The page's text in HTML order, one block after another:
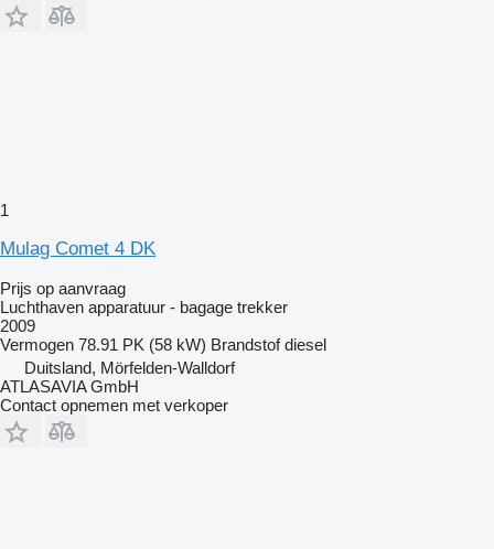
1
Mulag Comet 4 DK
Prijs op aanvraag
Luchthaven apparatuur - bagage trekker
2009
Vermogen 78.91 PK (58 kW) Brandstof diesel
Duitsland, Mörfelden-Walldorf
ATLASAVIA GmbH
Contact opnemen met verkoper